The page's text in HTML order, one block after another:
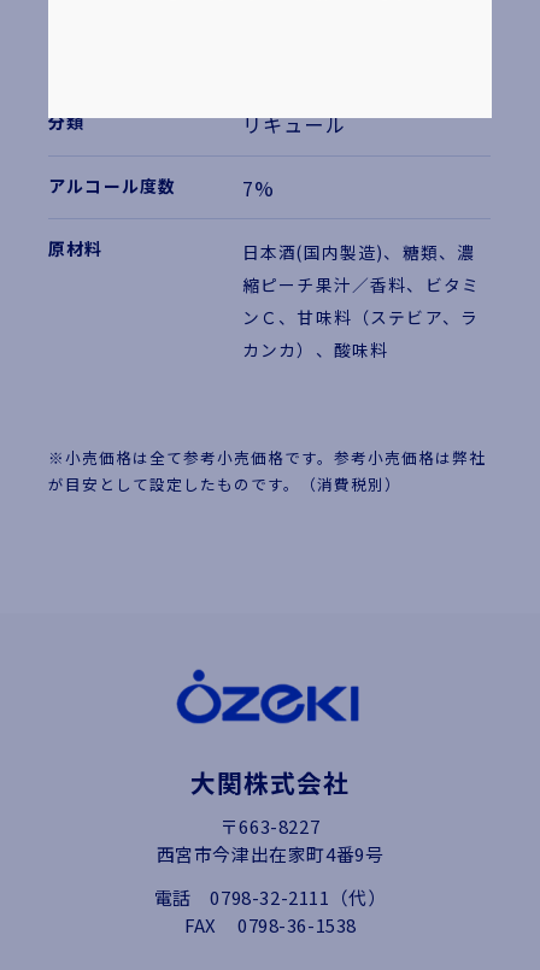
リキュール
7%
日本酒(国内製造)、糖類、濃
縮ピーチ果汁／香料、ビタミ
ンＣ、甘味料（ステビア、ラ
カンカ）、酸味料
※小売価格は全て参考小売価格です。参考小売価格は弊社
が目安として設定したものです。（消費税別）
大関株式会社
〒663-8227
西宮市今津出在家町4番9号
電話0798-32-2111（代）
FAX 0798-36-1538